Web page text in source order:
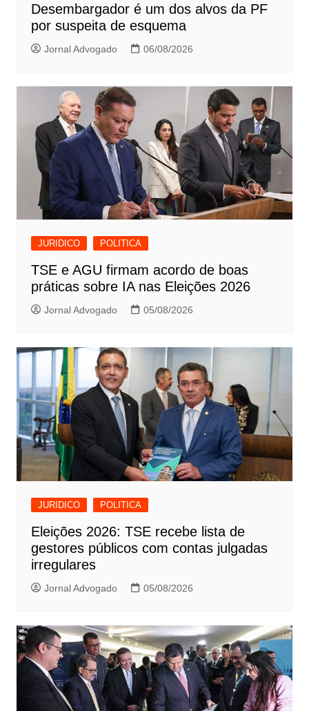
Desembargador é um dos alvos da PF
por suspeita de esquema
Jornal Advogado 06/08/2026
JURIDICO POLITICA
TSE e AGU firmam acordo de boas
práticas sobre IA nas Eleições 2026
Jornal Advogado 05/08/2026
JURIDICO POLITICA
Eleições 2026: TSE recebe lista de
gestores públicos com contas julgadas
irregulares
Jornal Advogado 05/08/2026